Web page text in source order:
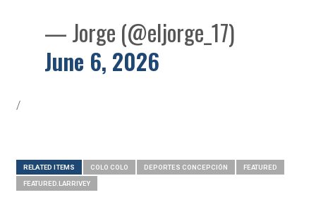
— Jorge (@eljorge_17)
June 6, 2026
/
RELATED ITEMS COLO COLO DEPORTES CONCEPCIÓN FEATURED
FEATURED.LARRIVEY